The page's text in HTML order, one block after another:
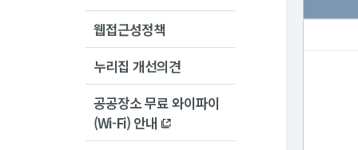
웹접근성정책
누리집 개선의견
공공장소 무료 와이파이
(Wi-Fi) 안내